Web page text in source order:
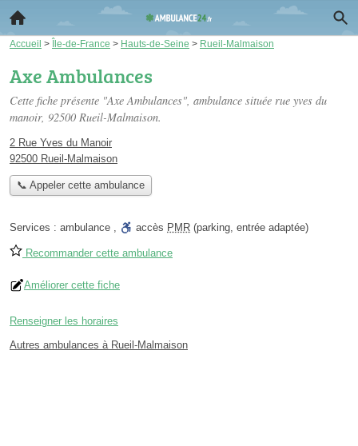
Accueil > Île-de-France > Hauts-de-Seine > Rueil-Malmaison
Axe Ambulances
Cette fiche présente "Axe Ambulances", ambulance située rue yves du
manoir, 92500 Rueil-Malmaison.
2 Rue Yves du Manoir
92500 Rueil-Malmaison
📞 Appeler cette ambulance
Services : ambulance , accès PMR (parking, entrée adaptée)
Recommander cette ambulance
Améliorer cette fiche
Renseigner les horaires
Autres ambulances à Rueil-Malmaison